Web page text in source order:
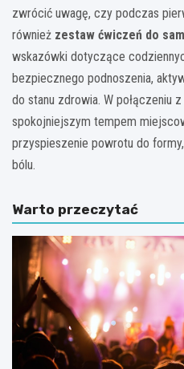
zwrócić uwagę, czy podczas
również zestaw ćwiczeń do
wskazówki dotyczące
bezpiecznego podnoszenia,
do stanu zdrowia. W połączeniu
spokojniejszym tempem
przyspieszenie powrotu do
bólu.
Warto przeczytać